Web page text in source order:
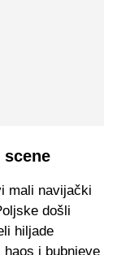
mali navijački
došli
hiljade
i bubnjeve